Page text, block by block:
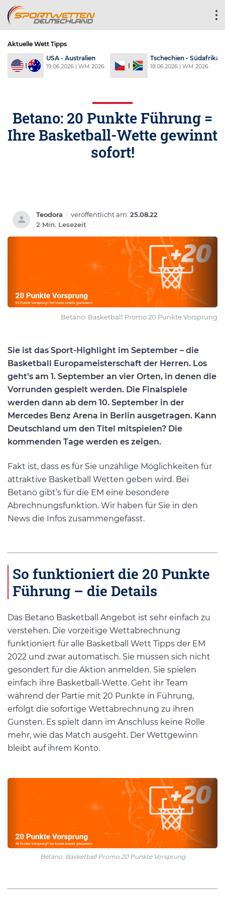
Aktuelle Wett Tipps
USA - Australien
19.06.2026 | WM 2026
Tschechien - Südafrika
18.06.2026 | WM 2026
Betano: 20 Punkte Führung =
Ihre Basketball-Wette gewinnt
sofort!
Teodora | veröffentlicht am: 25.08.22
2 Min. Lesezeit
Betano: Basketball Promo 20 Punkte Vorsprung
Sie ist das Sport-Highlight im September – die
Basketball Europameisterschaft der Herren. Los
geht’s am 1. September an vier Orten, in denen die
Vorrunden gespielt werden. Die Finalspiele
werden dann ab dem 10. September in der
Mercedes Benz Arena in Berlin ausgetragen. Kann
Deutschland um den Titel mitspielen? Die
kommenden Tage werden es zeigen.
Fakt ist, dass es für Sie unzählige Möglichkeiten für
attraktive Basketball Wetten geben wird. Bei
Betano gibt’s für die EM eine besondere
Abrechnungsfunktion. Wir haben für Sie in den
News die Infos zusammengefasst.
So funktioniert die 20 Punkte
Führung – die Details
Das Betano Basketball Angebot ist sehr einfach zu
verstehen. Die vorzeitige Wettabrechnung
funktioniert für alle Basketball Wett Tipps der EM
2022 und zwar automatisch. Sie müssen sich nicht
gesondert für die Aktion anmelden. Sie spielen
einfach ihre Basketball-Wette. Geht ihr Team
während der Partie mit 20 Punkte in Führung,
erfolgt die sofortige Wettabrechnung zu ihren
Gunsten. Es spielt dann im Anschluss keine Rolle
mehr, wie das Match ausgeht. Der Wettgewinn
bleibt auf ihrem Konto.
Betano: Basketball Promo 20 Punkte Vorsprung